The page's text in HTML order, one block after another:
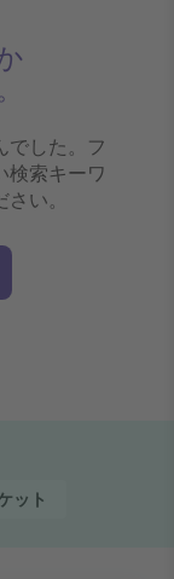
でした。フ
検索キーワ
い。
ット